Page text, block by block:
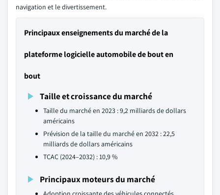
navigation et le divertissement.
Principaux enseignements du marché de la
plateforme logicielle automobile de bout en
bout
Taille et croissance du marché
Taille du marché en 2023 : 9,2 milliards de dollars
américains
Prévision de la taille du marché en 2032 : 22,5
milliards de dollars américains
TCAC (2024–2032) : 10,9 %
Principaux moteurs du marché